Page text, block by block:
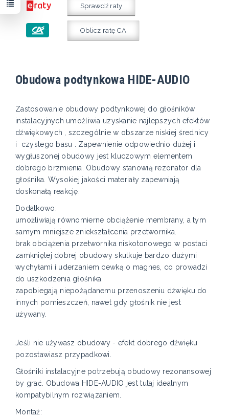
Sprawdź raty
Oblicz ratę CA
Obudowa podtynkowa HIDE-AUDIO
Zastosowanie obudowy podtynkowej do głośników
instalacyjnych umożliwia uzyskanie najlepszych efektów
dźwiękowych , szczególnie w obszarze niskiej średnicy
i czystego basu . Zapewnienie odpowiednio dużej i
wygłuszonej obudowy jest kluczowym elementem
dobrego brzmienia. Obudowy stanowią rezonator dla
głośnika. Wysokiej jakości materiały zapewniają
doskonałą reakcję.
Dodatkowo:
umożliwiają równomierne obciążenie membrany, a tym
samym mniejsze zniekształcenia przetwornika.
brak obciążenia przetwornika niskotonowego w postaci
zamkniętej dobrej obudowy skutkuje bardzo dużymi
wychyłami i uderzaniem cewką o magnes, co prowadzi
do uszkodzenia głośnika.
zapobiegają niepożądanemu przenoszeniu dźwięku do
innych pomieszczeń, nawet gdy głośnik nie jest
używany.
Jeśli nie używasz obudowy - efekt dobrego dźwięku
pozostawiasz przypadkowi.
Głośniki instalacyjne potrzebują obudowy rezonansowej
by grać. Obudowa HIDE-AUDIO jest tutaj idealnym
kompatybilnym rozwiązaniem.
Montaż: